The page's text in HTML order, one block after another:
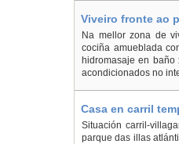
Viveiro fronte ao
Na mellor zona de
cociña amueblada
hidromasaje en
acondicionados no
Casa en carril
Arousa
Situación carril-
parque das illas